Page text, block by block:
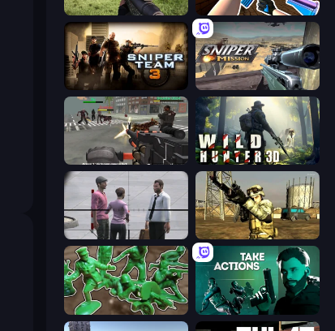
Dead Zed KS Z
Sniper Team 3 Sniper Mission
Masked Forces: Zombie Survival Wild Hunter 3D
Mountain Operation
Soldiers - Capture and Control! Take Actions